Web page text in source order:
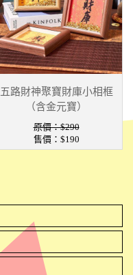
五路財神聚寶財庫小相框
（含金元寶）
原價：$290
售價： $190